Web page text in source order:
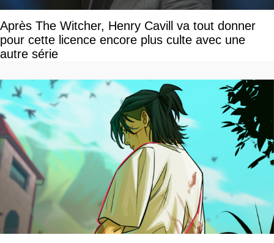
Après The Witcher, Henry Cavill va tout donner
pour cette licence encore plus culte avec une
autre série